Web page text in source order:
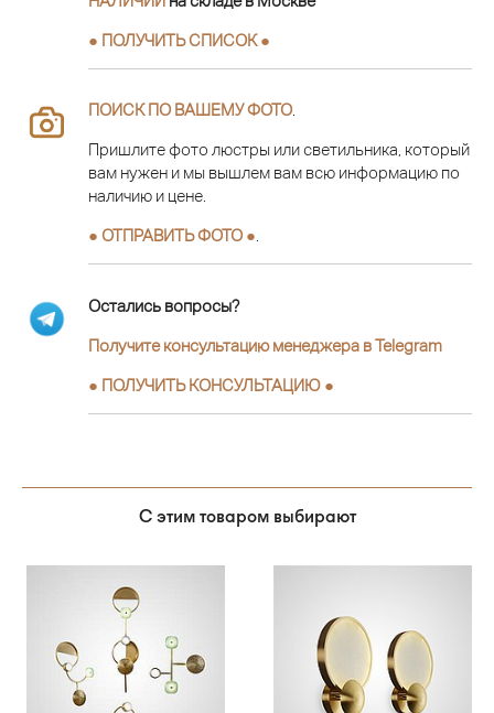
● ПОЛУЧИТЬ СПИСОК ●
ПОИСК ПО ВАШЕМУ ФОТО
Пришлите фото люстры или светильника, который
вам нужен и мы вышлем вам всю информацию по
наличию и цене.
● ОТПРАВИТЬ ФОТО ●
Остались вопросы?
Получите консультацию менеджера в Telegram
● ПОЛУЧИТЬ КОНСУЛЬТАЦИЮ ●
С этим товаром выбирают